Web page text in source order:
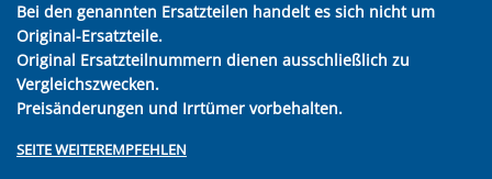
Bei den genannten Ersatzteilen handelt es sich nicht um
Original-Ersatzteile.
Original Ersatzteilnummern dienen ausschließlich zu
Vergleichszwecken.
Preisänderungen und Irrtümer vorbehalten.
SEITE WEITEREMPFEHLEN